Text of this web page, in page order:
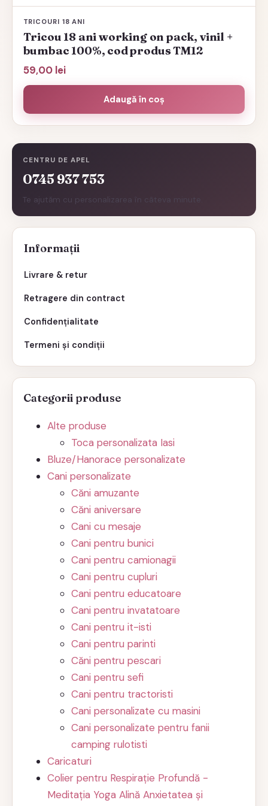
CENTRU DE APEL
0745 937 753
Te ajutăm cu personalizarea în câteva minute.
Informații
Livrare & retur
Retragere din contract
Confidențialitate
Termeni și condiții
Categorii produse
Alte produse
Toca personalizata Iasi
Bluze/Hanorace personalizate
Cani personalizate
Căni amuzante
Căni aniversare
Cani cu mesaje
Cani pentru bunici
Cani pentru camionagii
Cani pentru cupluri
Cani pentru educatoare
Cani pentru invatatoare
Cani pentru it-isti
Cani pentru parinti
Căni pentru pescari
Cani pentru sefi
Cani pentru tractoristi
Cani personalizate cu masini
Cani personalizate pentru fanii
camping rulotisti
Caricaturi
Colier pentru Respirație Profundă -
Meditația Yoga Alină Anxietatea și
TRICOURI 18 ANI
Tricou 18 ani working on pack, vinil +
bumbac 100%, cod produs TM12
59,00 lei
Adaugă în coș